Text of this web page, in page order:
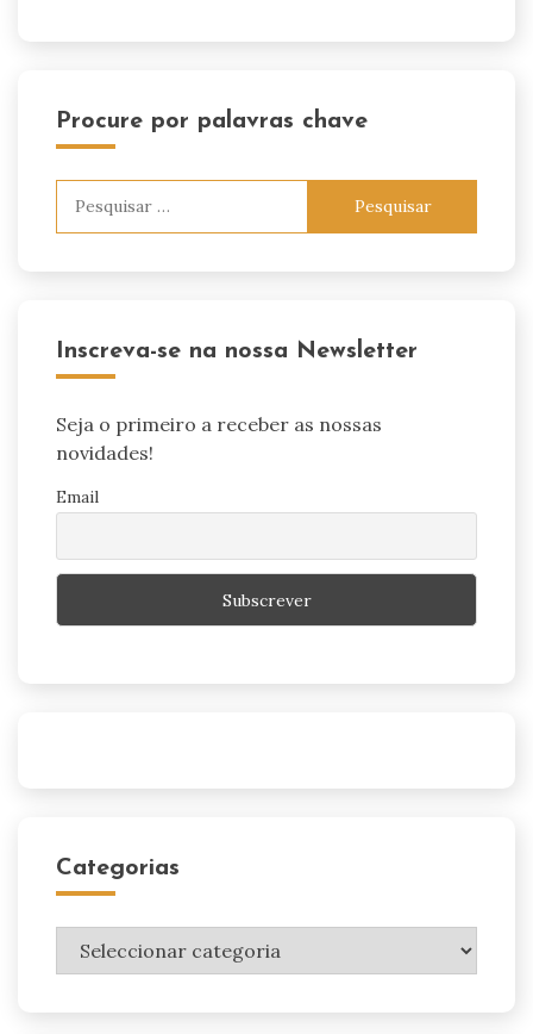
Procure por palavras chave
Inscreva-se na nossa Newsletter
Seja o primeiro a receber as nossas
novidades!
Email
Categorias
Categorias